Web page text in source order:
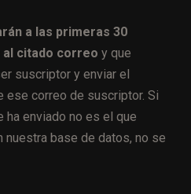
a las primeras 30
al citado correo y que
suscriptor y enviar el
correo de suscriptor. Si
enviado no es el que
nuestra base de datos, no se